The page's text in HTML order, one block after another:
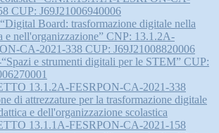
CUP: J69J21006940006
Board: trasformazione digitale nella
e nell'organizzazione” CNP: 13.1.2A-
CA-2021-338 CUP: J69J21008820006
e strumenti digitali per le STEM” CUP:
13.1.2A-FESRPON-CA-2021-338
di attrezzature per la trasformazione digitale
e dell'organizzazione scolastica
13.1.1A-FESRPON-CA-2021-158